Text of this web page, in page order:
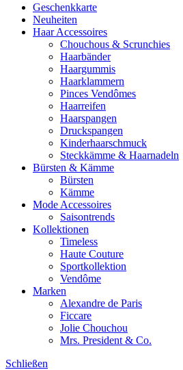
Geschenkkarte
Neuheiten
Haar Accessoires
Chouchous & Scrunchies
Haarbänder
Haargummis
Haarklammern
Pinces Vendômes
Haarreifen
Haarspangen
Druckspangen
Kinderhaarschmuck
Steckkämme & Haarnadeln
Bürsten & Kämme
Bürsten
Kämme
Mode Accessoires
Saisontrends
Kollektionen
Timeless
Haute Couture
Sportkollektion
Vendôme
Marken
Alexandre de Paris
Ficcare
Jolie Chouchou
Mrs. President & Co.
Schließen